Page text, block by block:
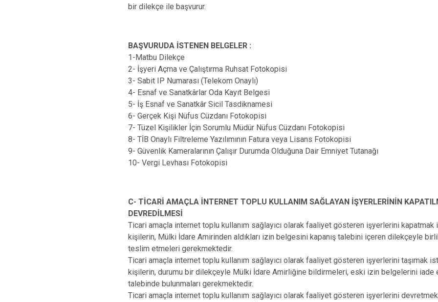
bir dilekçe ile başvurur.
BAŞVURUDA İSTENEN BELGELER :
1-Matbu Dilekçe
2- İşyeri Açma ve Çalıştırma Ruhsat Fotokopisi
3- Sabit IP Numarası (Telekom Onaylı)
4- Esnaf ve Sanatkârlar Oda Kayıt Belgesi
5- İş Esnaf ve Sanatkâr Sicil Tasdiknamesi
6- Gerçek Kişi Nüfus Cüzdanı Fotokopisi
7- Tüzel Kişilikler İçin Sorumlu Müdür Nüfus Cüzdanı Fotokopisi
8- TİB Onaylı Filtreleme Yazılımının Fatura veya Lisans Fotokopisi
9- Güvenlik Kameralarının Çalışır Durumda Olduğuna Dair Emniyet Tutanağı
10- Vergi Levhası Fotokopisi
C- TİCARİ AMAÇLA İNTERNET TOPLU KULLANIM SAĞLAYAN İŞYERLERİNİN
DEVREDİLMESİ
Ticari amaçla internet toplu kullanım sağlayıcı olarak faaliyet gösteren işyerlerini
kişilerin, Mülki İdare Amirinden aldıkları izin belgesini kapanış talebini içeren dilekçeyle
teslim etmeleri gerekmektedir.
Ticari amaçla internet toplu kullanım sağlayıcı olarak faaliyet gösteren işyerlerini taşımak
kişilerin, durumu bir dilekçeyle Mülki İdare Amirliğine bildirmeleri, eski izin belgelerini iade
talebinde bulunmaları gerekmektedir.
Ticari amaçla internet toplu kullanım sağlayıcı olarak faaliyet gösteren işyerlerini